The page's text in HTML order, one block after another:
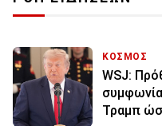
ΚΟΣΜΟΣ
WSJ:
συμφωνία
Τραμπ